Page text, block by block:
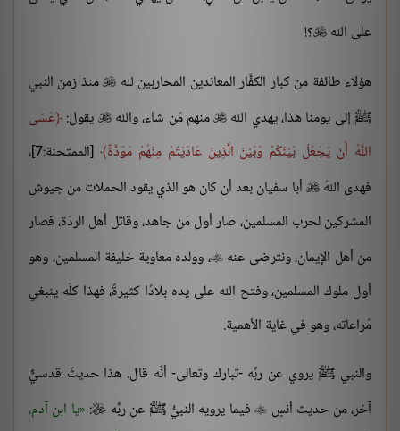
على الله ؟!
هؤلاء طائفة من كبار الكفَّار المعاندين المحاربين لله منذ زمن النبي
ﷺ إلى يومنا هذا، يهدي الله منهم مَن شاء، والله يقول: عَسَى
اللَّهُ أَنْ يَجْعَلَ بَيْنَكُمْ وَبَيْنَ الَّذِينَ عَادَيْتُمْ مِنْهُمْ مَوَدَّةً
[الممتحنة:7]،
فهدى اللهُ  أبا سفيان بعد أن كان هو الذي يقود الحملات من جيوش
المشركين لحرب المسلمين، صار أول مَن جاهد، وقاتل أهل الردّة، فصار
من أهل الإيمان، ونترضى عنه، وولده معاوية خليفة المسلمين، وهو
أول ملوك المسلمين، وفتح الله على يده بلادًا كثيرةً، فهذا كلّه ينبغي
مُراعاته، وهو في غاية الأهمية.
والنبي ﷺ يروي عن ربِّه -تبارك وتعالى- أنَّه قال. هذا حديثٌ قدسيٌّ
آخر، من حديث أنسٍ فيما يرويه النبيُّ ﷺ عن ربِّه 
: يا ابن آدم،